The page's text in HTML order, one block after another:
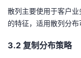
散列主要使用于客户
的特征，适用散列分布
3.2 复制分布策略